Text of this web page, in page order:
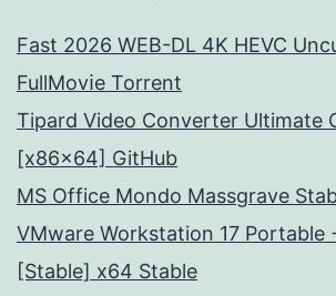
Fast 2026 WEB-DL 4K HEVC
FullMov𝗂e Torrent
Tipard Video Converter Ultimate
[x86x64] GitHub
MS Office Mondo Massgrave
VMware Workstation 17 Portable
[Stable] x64 Stable